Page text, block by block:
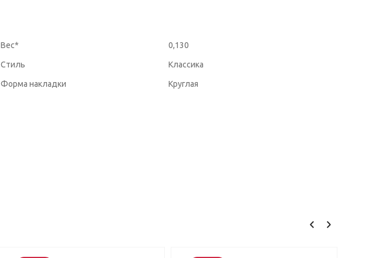
Вес* 0,130
Стиль Классика
Форма накладки Круглая